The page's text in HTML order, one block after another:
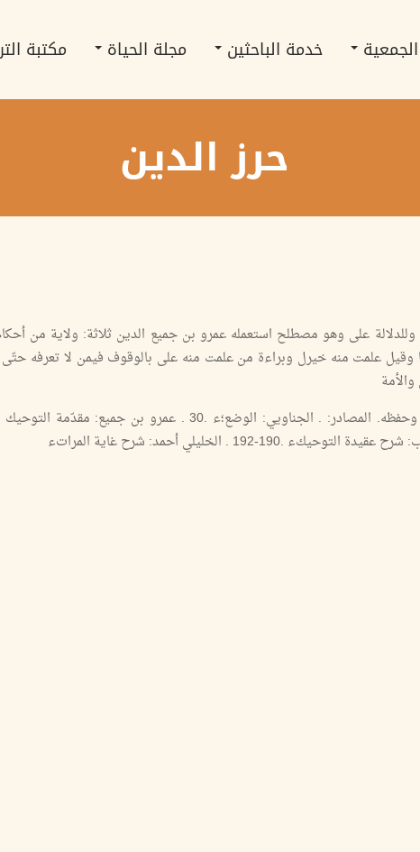
خدمة الباحثين مجلة الحياة مكتبة
حرز الدين
وللدلالة على وهو مصطلح استعمله عمرو بن جميع الدين ثلاثة: ولاية من
وقيل علمت منه خيرل وبراءة من علمت منه على بالوقوف فيمن لا تعرفه